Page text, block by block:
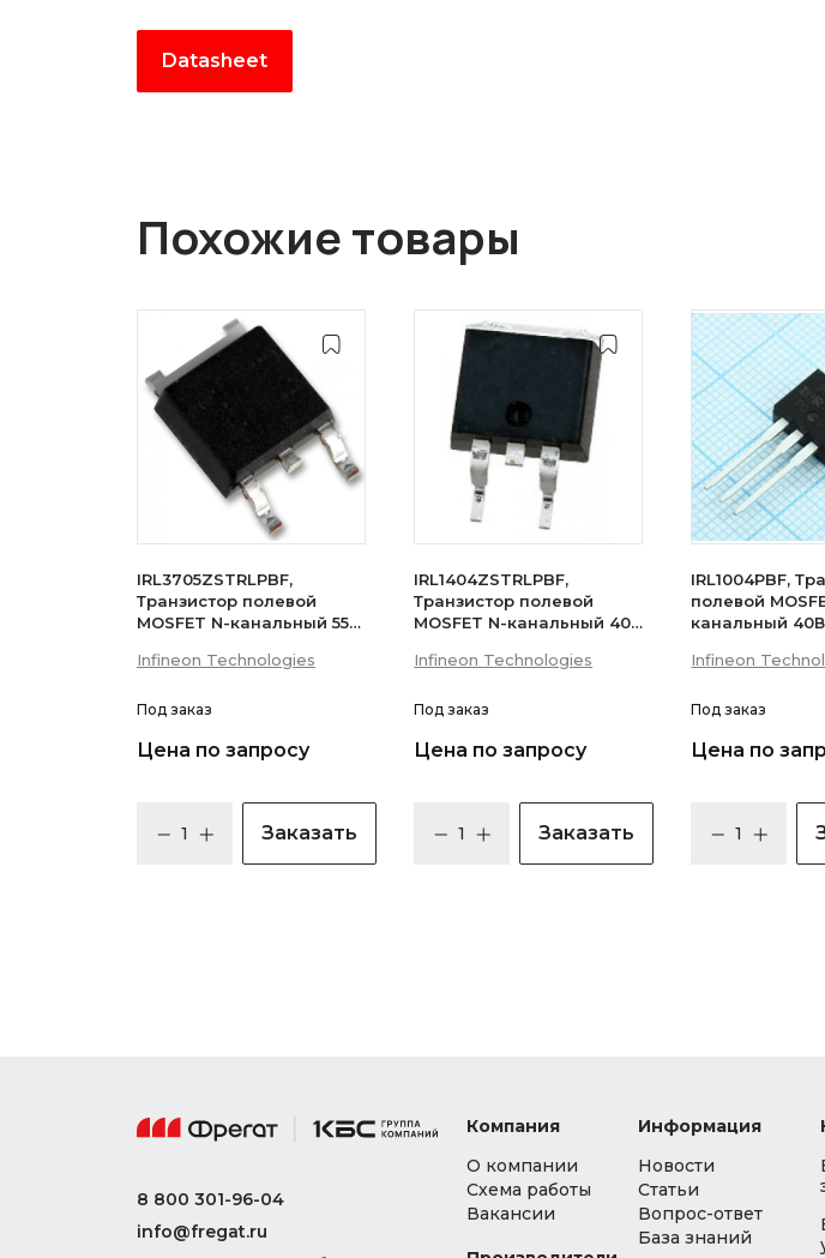
Datasheet
Похожие товары
IRL3705ZSTRLPBF,
Транзистор полевой
MOSFET N-канальный 55В
Infineon Technologies
Под заказ
Цена по запросу
Заказать
IRL1404ZSTRLPBF,
Транзистор полевой
MOSFET N-канальный 40В
Infineon Technologies
Под заказ
Цена по запросу
Заказать
IRL1004PBF,
полевой
канальный
Infineon
Под заказ
Цена по
8 800 301-96-04
info@fregat.ru
Компания
О компании
Схема работы
Вакансии
Информация
Новости
Статьи
Вопрос-ответ
База знаний